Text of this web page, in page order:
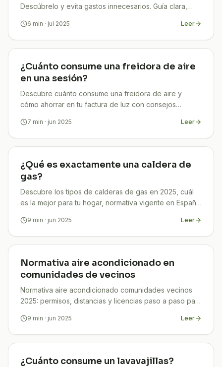
Descúbrelo y evita gastos innecesarios. Guía clara,
6 min · jul 2025 Leer
¿Cuánto consume una freidora de aire
en una sesión?
Descubre cuánto consume una freidora de aire y
cómo ahorrar en tu factura de luz con consejos
7 min · jun 2025 Leer
¿Qué es exactamente una caldera de
gas?
Descubre los tipos de calderas de gas en 2025, cuál
es la mejor para tu hogar, normativa vigente en España
9 min · jun 2025 Leer
Normativa aire acondicionado en
comunidades de vecinos
Normativa aire acondicionado comunidades vecinos
2025: permisos, distancias y licencias paso a paso para
9 min · jun 2025 Leer
¿Cuánto consume un lavavajillas?